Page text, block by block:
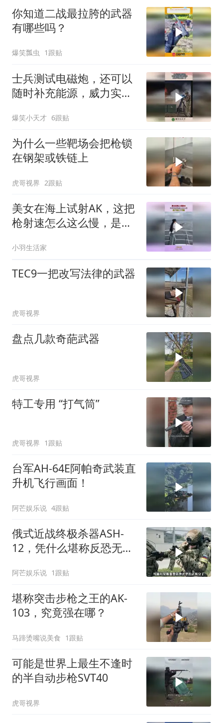
你知道二战最拉胯的武器
有哪些吗？
爆笑瓢虫 1跟贴
士兵测试电磁炮，还可以
随时补充能源，威力实在
爆笑小天才 6跟贴
为什么一些靶场会把枪锁
在钢架或铁链上
虎哥视界 2跟贴
美女在海上试射AK，这把
枪射速怎么这么慢，是不
小羽生活家
TEC9一把改写法律的武器
虎哥视界
盘点几款奇葩武器
虎哥视界
特工专用 “打气筒”
虎哥视界 1跟贴
台军AH-64E阿帕奇武装直
升机飞行画面！
阿芒娱乐说 4跟贴
俄式近战终极杀器ASH-
12，凭什么堪称反恐无解
阿芒娱乐说 1跟贴
堪称突击步枪之王的AK-
103，究竟强在哪？
马蹄烫嘴说美食 1跟贴
可能是世界上最生不逢时
的半自动步枪SVT40
虎哥视界